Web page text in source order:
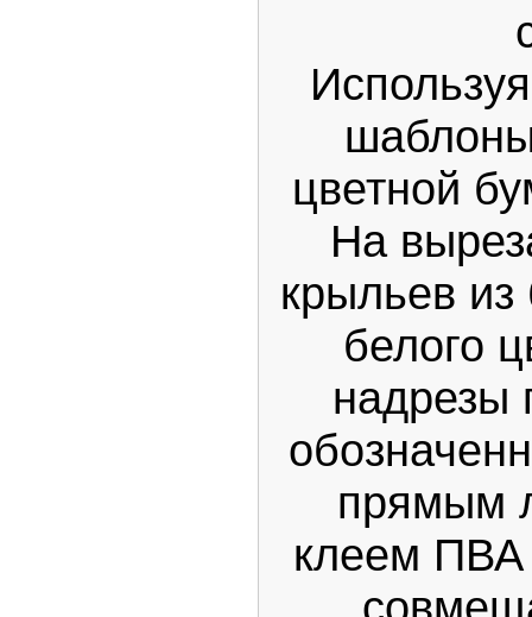
цветной
На
крыльев из
белого
надрезы
прямым
клеем ПВА